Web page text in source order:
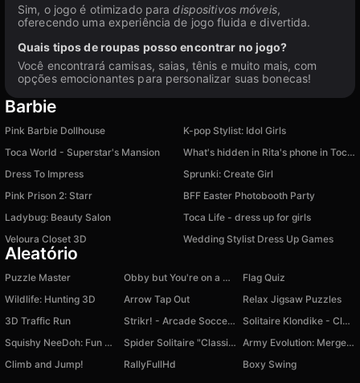
Sim, o jogo é otimizado paradispositivos móveis,
oferecendo uma experiência de jogo fluida e divertida.
Quais tipos de roupas posso encontrar no jogo?
Você encontrará camisas, saias, tênis e muito mais, com
opções emocionantes para personalizar suas bonecas!
Barbie
Pink Barbie Dollhouse
K-pop Stylist: Idol Girls
Toca World - Superstar's Mansion
What's hidden in Rita's phone in Toca and Buca!
Dress To Impress
Sprunki: Create Girl
Pink Prison 2: Starr
BFF Easter Photobooth Party
Ladybug: Beauty Salon
Toca Life - dress up for girls
Veloura Closet 3D
Wedding Stylist Dress Up Games
Aleatório
Puzzle Master Obby but You're on a Pogo
Flag Quiz
Wildlife: Hunting 3D
Arrow Tap Out
Relax Jigsaw Puzzles
3D Traffic Run
Strikr! - Arcade Soccer Pong
Solitaire Klondike - Classic Cards
Squishy NeeDoh: Fun Unboxing
Spider Solitaire "Classic"
Army Evolution: Merge & Tactics
Climb and Jump!
RallyFullHd Boxy Swing